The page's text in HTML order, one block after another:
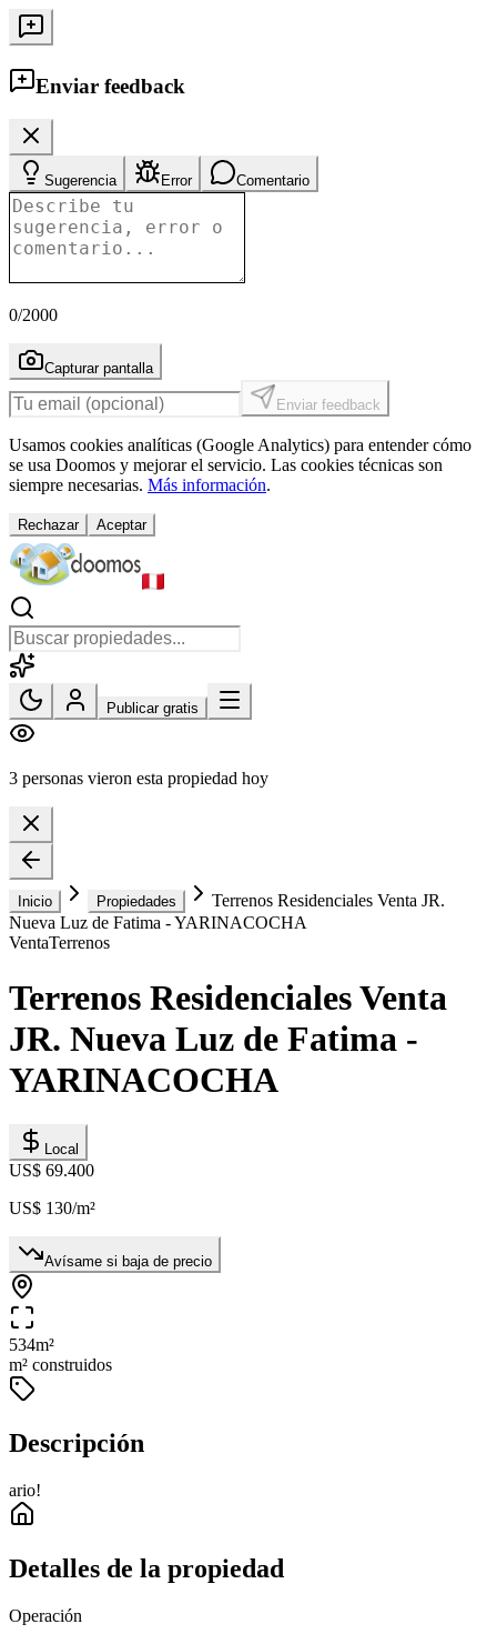
Enviar feedback
Sugerencia Error Comentario
0/2000
Capturar pantalla
Enviar feedback
Usamos cookies analíticas (Google Analytics) para entender cómo
se usa Doomos y mejorar el servicio. Las cookies técnicas son
siempre necesarias. Más información.
Rechazar Aceptar
Publicar gratis
3 personas vieron esta propiedad hoy
Inicio Propiedades
Terrenos Residenciales Venta JR.
Nueva Luz de Fatima - YARINACOCHA
VentaTerrenos
Terrenos Residenciales Venta
JR. Nueva Luz de Fatima -
YARINACOCHA
Local
US$ 69.400
US$ 130/m²
Avísame si baja de precio
534m²
m² construidos
Descripción
ario!
Detalles de la propiedad
Operación